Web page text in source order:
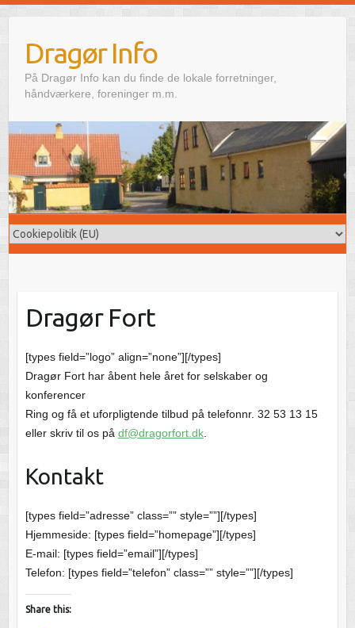
Dragør Info
På Dragør Info kan du finde de lokale forretninger,
håndværkere, foreninger m.m.
Dragør Fort
[types field=”logo” align=”none”][/types]
Dragør Fort har åbent hele året for selskaber og
konferencer
Ring og få et uforpligtende tilbud på telefonnr. 32 53 13 15
eller skriv til os på df@dragorfort.dk.
Kontakt
[types field=”adresse” class=”” style=””][/types]
Hjemmeside: [types field=”homepage”][/types]
E-mail: [types field=”email”][/types]
Telefon: [types field=”telefon” class=”” style=””][/types]
Share this: